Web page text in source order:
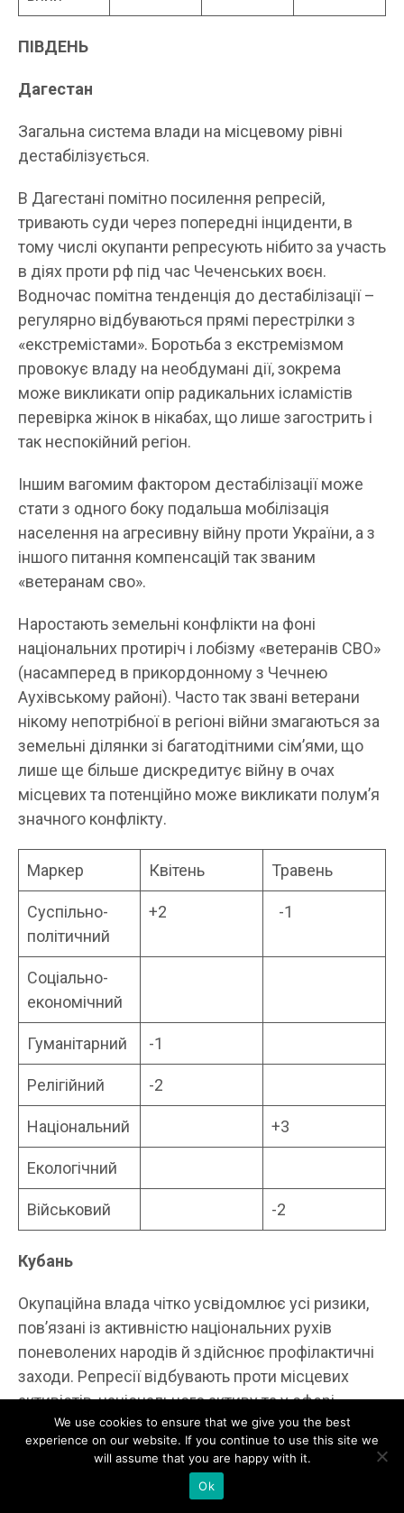
ПІВДЕНЬ
Дагестан
Загальна система влади на місцевому рівні
дестабілізується.
В Дагестані помітно посилення репресій,
тривають суди через попередні інциденти, в
тому числі окупанти репресують нібито за участь
в діях проти рф під час Чеченських воєн.
Водночас помітна тенденція до дестабілізації –
регулярно відбуваються прямі перестрілки з
«екстремістами». Боротьба з екстремізмом
провокує владу на необдумані дії, зокрема
може викликати опір радикальних ісламістів
перевірка жінок в нікабах, що лише загострить і
так неспокійний регіон.
Іншим вагомим фактором дестабілізації може
стати з одного боку подальша мобілізація
населення на агресивну війну проти України, а з
іншого питання компенсацій так званим
«ветеранам сво».
Наростають земельні конфлікти на фоні
національних протиріч і лобізму «ветеранів СВО»
(насамперед в прикордонному з Чечнею
Аухівському районі). Часто так звані ветерани
нікому непотрібної в регіоні війни змагаються за
земельні ділянки зі багатодітними сім’ями, що
лише ще більше дискредитує війну в очах
місцевих та потенційно може викликати полум’я
значного конфлікту.
Маркер Квітень Травень
Суспільно-
політичний
+2 -1
Соціально-
економічний
Гуманітарний -1
Релігійний -2
Національний +3
Екологічний
Військовий -2
Кубань
Окупаційна влада чітко усвідомлює усі ризики,
пов’язані із активністю національних рухів
поневолених народів й здійснює профілактичні
заходи. Репресії відбувають проти місцевих
активістів, національного активу та у сфері
діяльності релігійних громад. Призначені з
москви намісники та місцеві манкурти
намагаються послабити альтернативні іноземні
центри впливу на ситуацію в регіоні ,а також
We use cookies to ensure that we give you the best
experience on our website. If you continue to use this site we
will assume that you are happy with it.
Ok